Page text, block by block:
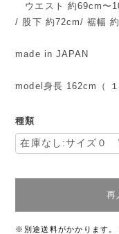
ウエスト 約69cm〜
/ 股下 約72cm/ 裾幅
made in JAPAN
model身長 162cm（ １
種類
再
※別途送料がかかります。